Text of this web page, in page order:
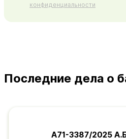
конфиденциальности
Последние дела о
А71-3387/2025